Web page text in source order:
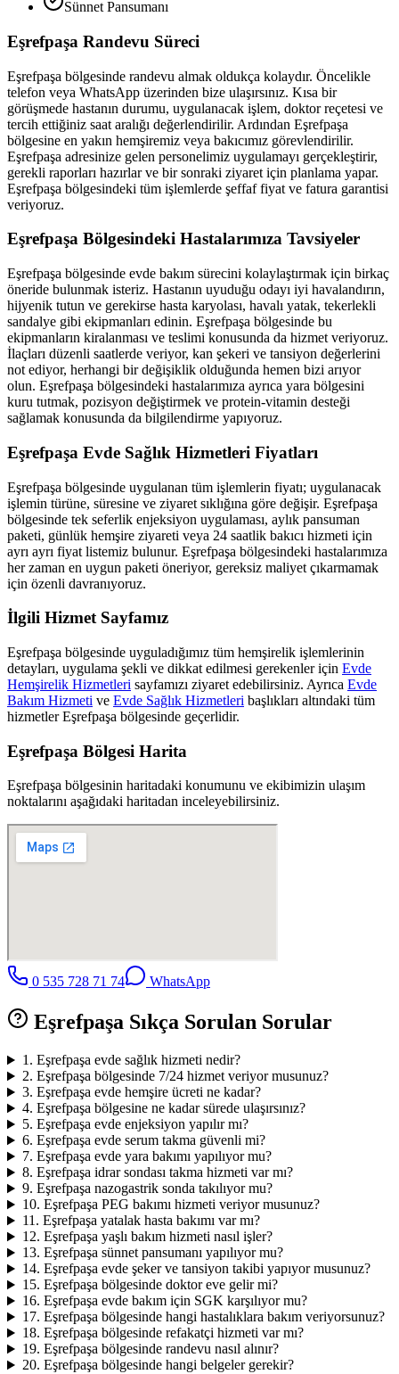
Sünnet Pansumanı
Eşrefpaşa Randevu Süreci
Eşrefpaşa bölgesinde randevu almak oldukça kolaydır. Öncelikle
telefon veya WhatsApp üzerinden bize ulaşırsınız. Kısa bir
görüşmede hastanın durumu, uygulanacak işlem, doktor reçetesi ve
tercih ettiğiniz saat aralığı değerlendirilir. Ardından Eşrefpaşa
bölgesine en yakın hemşiremiz veya bakıcımız görevlendirilir.
Eşrefpaşa adresinize gelen personelimiz uygulamayı gerçekleştirir,
gerekli raporları hazırlar ve bir sonraki ziyaret için planlama yapar.
Eşrefpaşa bölgesindeki tüm işlemlerde şeffaf fiyat ve fatura garantisi
veriyoruz.
Eşrefpaşa Bölgesindeki Hastalarımıza Tavsiyeler
Eşrefpaşa bölgesinde evde bakım sürecini kolaylaştırmak için birkaç
öneride bulunmak isteriz. Hastanın uyuduğu odayı iyi havalandırın,
hijyenik tutun ve gerekirse hasta karyolası, havalı yatak, tekerlekli
sandalye gibi ekipmanları edinin. Eşrefpaşa bölgesinde bu
ekipmanların kiralanması ve teslimi konusunda da hizmet veriyoruz.
İlaçları düzenli saatlerde veriyor, kan şekeri ve tansiyon değerlerini
not ediyor, herhangi bir değişiklik olduğunda hemen bizi arıyor
olun. Eşrefpaşa bölgesindeki hastalarımıza ayrıca yara bölgesini
kuru tutmak, pozisyon değiştirmek ve protein-vitamin desteği
sağlamak konusunda da bilgilendirme yapıyoruz.
Eşrefpaşa Evde Sağlık Hizmetleri Fiyatları
Eşrefpaşa bölgesinde uygulanan tüm işlemlerin fiyatı; uygulanacak
işlemin türüne, süresine ve ziyaret sıklığına göre değişir. Eşrefpaşa
bölgesinde tek seferlik enjeksiyon uygulaması, aylık pansuman
paketi, günlük hemşire ziyareti veya 24 saatlik bakıcı hizmeti için
ayrı ayrı fiyat listemiz bulunur. Eşrefpaşa bölgesindeki hastalarımıza
her zaman en uygun paketi öneriyor, gereksiz maliyet çıkarmamak
için özenli davranıyoruz.
İlgili Hizmet Sayfamız
Eşrefpaşa bölgesinde uyguladığımız tüm hemşirelik işlemlerinin
detayları, uygulama şekli ve dikkat edilmesi gerekenler için Evde
Hemşirelik Hizmetleri sayfamızı ziyaret edebilirsiniz. Ayrıca Evde
Bakım Hizmeti ve Evde Sağlık Hizmetleri başlıkları altındaki tüm
hizmetlerEşrefpaşa bölgesinde geçerlidir.
Eşrefpaşa Bölgesi Harita
Eşrefpaşa bölgesinin haritadaki konumunu ve ekibimizin ulaşım
noktalarını aşağıdaki haritadan inceleyebilirsiniz.
0 535 728 71 74 WhatsApp
Eşrefpaşa Sıkça Sorulan Sorular
1 . Eşrefpaşa evde sağlık hizmeti nedir?
2. Eşrefpaşa bölgesinde 7/24 hizmet veriyor musunuz?
3. Eşrefpaşa evde hemşire ücreti ne kadar?
4. Eşrefpaşa bölgesine ne kadar sürede ulaşırsınız?
5. Eşrefpaşa evde enjeksiyon yapılır mı?
6. Eşrefpaşa evde serum takma güvenli mi?
7. Eşrefpaşa evde yara bakımı yapılıyor mu?
8. Eşrefpaşa idrar sondası takma hizmeti var mı?
9. Eşrefpaşa nazogastrik sonda takılıyor mu?
10. Eşrefpaşa PEG bakımı hizmeti veriyor musunuz?
11 . Eşrefpaşa yatalak hasta bakımı var mı?
12. Eşrefpaşa yaşlı bakım hizmeti nasıl işler?
13. Eşrefpaşa sünnet pansumanı yapılıyor mu?
14. Eşrefpaşa evde şeker ve tansiyon takibi yapıyor musunuz?
15. Eşrefpaşa bölgesinde doktor eve gelir mi?
16. Eşrefpaşa evde bakım için SGK karşılıyor mu?
17. Eşrefpaşa bölgesinde hangi hastalıklara bakım veriyorsunuz?
18. Eşrefpaşa bölgesinde refakatçi hizmeti var mı?
19. Eşrefpaşa bölgesinde randevu nasıl alınır?
20. Eşrefpaşa bölgesinde hangi belgeler gerekir?